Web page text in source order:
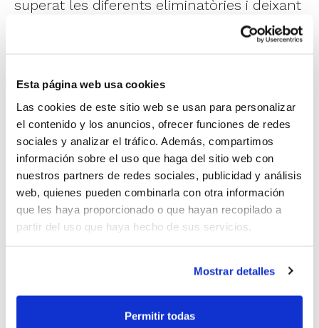
Esta página web usa cookies
Las cookies de este sitio web se usan para personalizar
el contenido y los anuncios, ofrecer funciones de redes
sociales y analizar el tráfico. Además, compartimos
información sobre el uso que haga del sitio web con
nuestros partners de redes sociales, publicidad y análisis
web, quienes pueden combinarla con otra información
que les haya proporcionado o que hayan recopilado a
partir del uso que haya hecho de sus servicios.
Mostrar detalles
Permitir todas
superat les diferents eliminatòries i deixant
en el camí als altres sis equips participants:
Picken Claret, CDSC Godella, F&H Fitness
Vila real BC i CB Sant Blas Blau.
La Final va començar amb els dos equips
molt solts en atac, però en només uns
minuts CB Sant Blas Alacant va posar una
marxa més i va aconseguir tancar el primer
6. Encoratjades per la seua afició, les
van millorar molt el seu joc durant el